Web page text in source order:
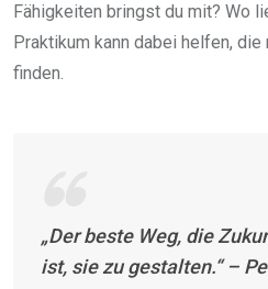
Fähigkeiten bringst du mit? Wo
Praktikum kann dabei helfen,
finden.
„Der beste Weg, die
ist, sie zu gestalten.“ –